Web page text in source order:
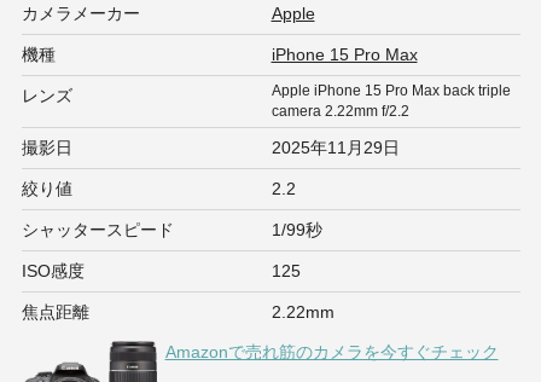
カメラメーカー Apple
機種 iPhone 15 Pro Max
レンズ
Apple iPhone 15 Pro Max back triple
camera 2.22mm f/2.2
撮影日 2025年11月29日
絞り値 2.2
シャッタースピード 1/99秒
ISO感度 125
焦点距離 2.22mm
Amazonで売れ筋のカメラを今すぐチェック